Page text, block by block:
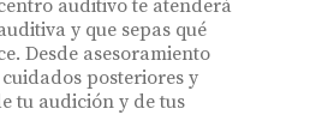
auditivo te atenderá
y que sepas qué
Desde asesoramiento
posteriores y
tu audición y de tus